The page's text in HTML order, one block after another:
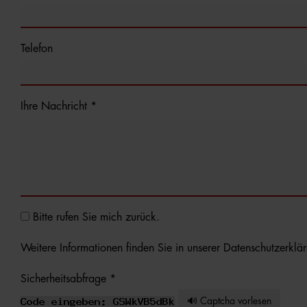
Telefon
Ihre Nachricht *
Bitte rufen Sie mich zurück.
Weitere Informationen finden Sie in unserer
Sicherheitsabfrage *
🔊 Captcha vorlesen